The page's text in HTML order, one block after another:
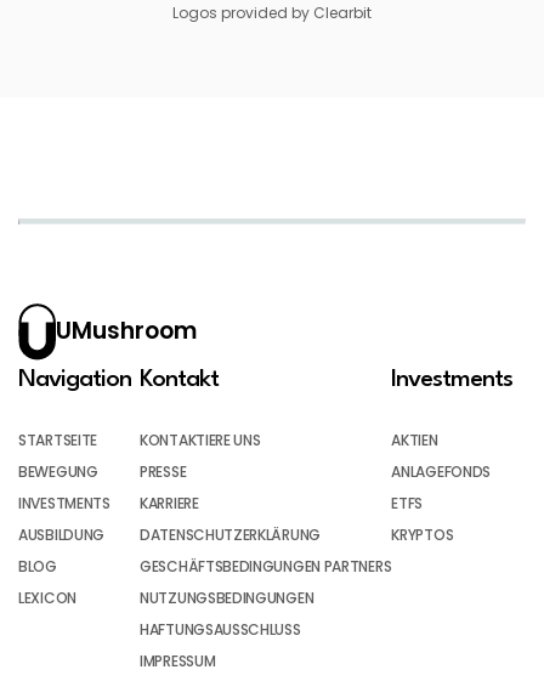
Logos provided by Clearbit
UMushroom
Navigation
STARTSEITE
BEWEGUNG
INVESTMENTS
AUSBILDUNG
BLOG
LEXICON
Kontakt
KONTAKTIERE UNS
PRESSE
KARRIERE
DATENSCHUTZERKLÄRUNG
GESCHÄFTSBEDINGUNGEN PARTNERS
NUTZUNGSBEDINGUNGEN
HAFTUNGSAUSSCHLUSS
IMPRESSUM
Investments
AKTIEN
ANLAGEFONDS
ETFS
KRYPTOS